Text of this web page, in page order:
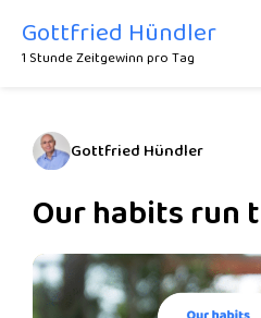
InhaltGottfried Hündler
1 Stunde Zeitgewinn pro Tag
Gottfried Hündler
Our habits run